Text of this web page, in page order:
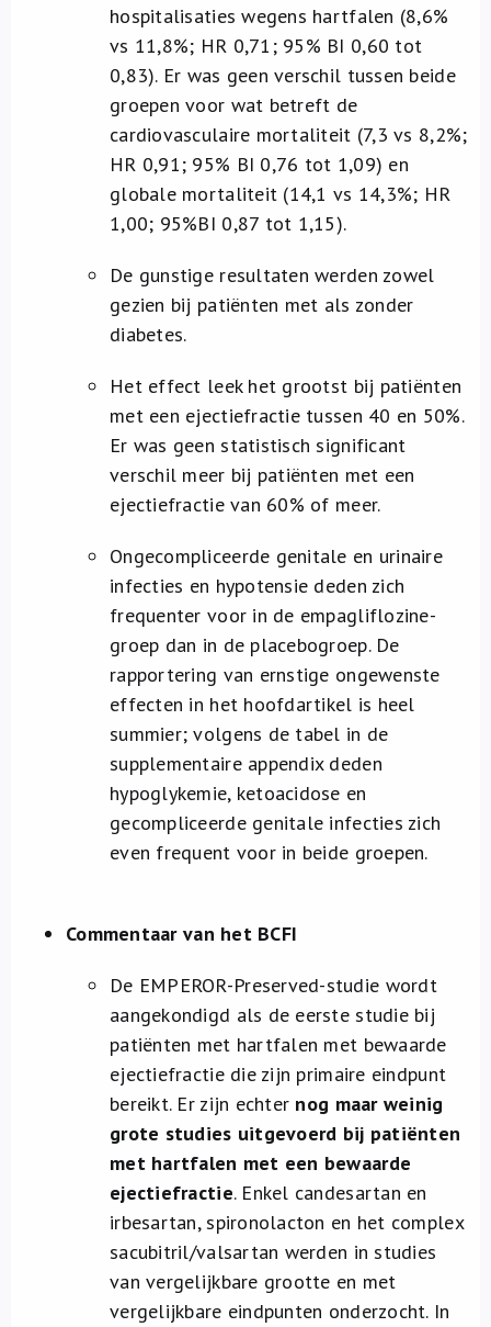
hospitalisaties wegens hartfalen (8,6%
vs 11,8%; HR 0,71; 95% BI 0,60 tot
0,83). Er was geen verschil tussen beide
groepen voor wat betreft de
cardiovasculaire mortaliteit (7,3 vs 8,2%;
HR 0,91; 95% BI 0,76 tot 1,09) en
globale mortaliteit (14,1 vs 14,3%; HR
1,00; 95%BI 0,87 tot 1,15).
De gunstige resultaten werden zowel
gezien bij patiënten met als zonder
diabetes.
Het effect leek het grootst bij patiënten
met een ejectiefractie tussen 40 en 50%.
Er was geen statistisch significant
verschil meer bij patiënten met een
ejectiefractie van 60% of meer.
Ongecompliceerde genitale en urinaire
infecties en hypotensie deden zich
frequenter voor in de empagliflozine-
groep dan in de placebogroep. De
rapportering van ernstige ongewenste
effecten in het hoofdartikel is heel
summier; volgens de tabel in de
supplementaire appendix deden
hypoglykemie, ketoacidose en
gecompliceerde genitale infecties zich
even frequent voor in beide groepen.
Commentaar van het BCFI
De EMPEROR-Preserved-studie wordt
aangekondigd als de eerste studie bij
patiënten met hartfalen met bewaarde
ejectiefractie die zijn primaire eindpunt
bereikt. Er zijn echter nog maar weinig
grote studies uitgevoerd bij patiënten
met hartfalen met een bewaarde
ejectiefractie. Enkel candesartan en
irbesartan, spironolacton en het complex
sacubitril/valsartan werden in studies
van vergelijkbare grootte en met
vergelijkbare eindpunten onderzocht. In